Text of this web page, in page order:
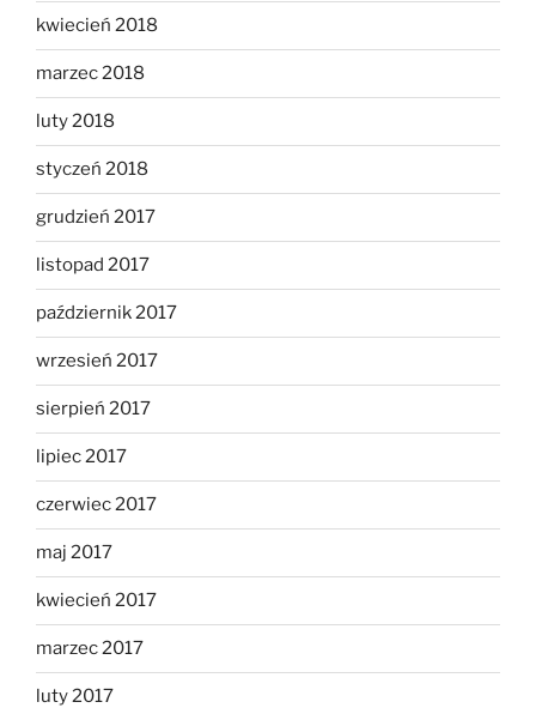
kwiecień 2018
marzec 2018
luty 2018
styczeń 2018
grudzień 2017
listopad 2017
październik 2017
wrzesień 2017
sierpień 2017
lipiec 2017
czerwiec 2017
maj 2017
kwiecień 2017
marzec 2017
luty 2017